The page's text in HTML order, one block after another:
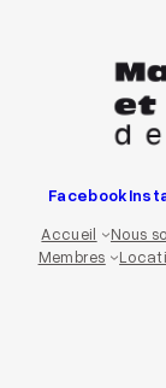
Facebook
Accueil
Nous
Membres